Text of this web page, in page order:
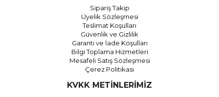
Sipariş Takip
Üyelik Sözleşmesi
Teslimat Koşulları
Güvenlik ve Gizlilik
Garanti ve İade Koşulları
Bilgi Toplama Hizmetleri
Mesafeli Satış Sözleşmesi
Çerez Politikası
KVKK METİNLERİMİZ